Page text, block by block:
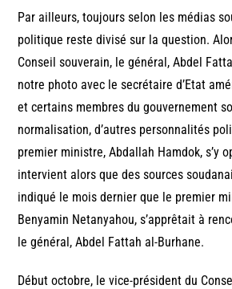
Par ailleurs, toujours selon les médias
politique reste divisé sur la question.
Conseil souverain, le général, Abdel
notre photo avec le secrétaire d’Etat
et certains membres du gouvernement
normalisation, d’autres personnalités
premier ministre, Abdallah Hamdok, s’y
intervient alors que des sources
indiqué le mois dernier que le premier
Benyamin Netanyahou, s’apprêtait à
le général, Abdel Fattah al-Burhane.
Début octobre, le vice-président du